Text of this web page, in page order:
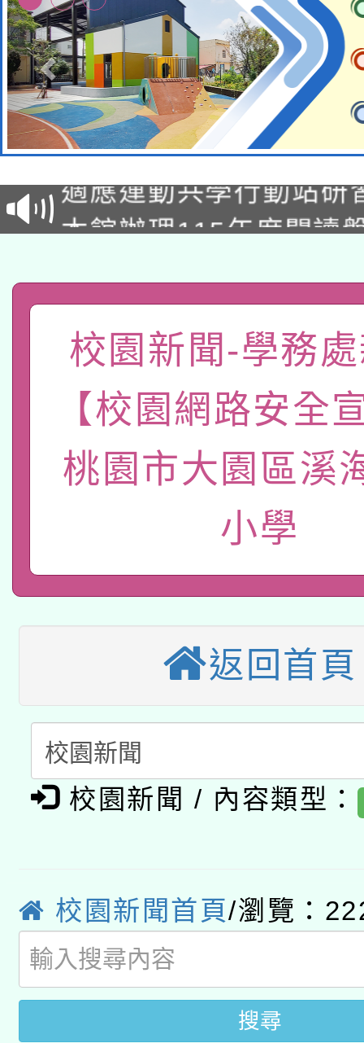
本校115學年度第2次
招甄選結果公告(無人
招)
適應運動共學行動站研
本館辦理115年度閱讀
礎課程
A3數位素養講師名單
「數位內容與教學軟
pilot」
有關大陸委員會函釋公
薪期間赴陸應申請許可
轉知經濟部水利署委託
業技術研究院辦理「
用水績優單位及節水達
115年8月22日(星期六
桃園市孔廟祈福系列
開 智慧啟航」
2026年桃園地景藝術
本校115學年度第2次
招甄選結果公告(無人
適應運動共學行動站研
本館辦理115年度閱讀
暨閱讀推動專業研習
科技賦能─人工智慧
礎課程
A3數位素養講師名單
「數位內容與教學軟體
pilot」
有關大陸委員會函釋公
用水績優單位及節水達
動」
桃園市孔廟祈福系列
開 智慧啟航」
2026年桃園地景藝術
校園新聞-學務
【校園網路安全
桃園市大園區溪
小學
返回首頁
校園新聞 / 內容類型：
校園新聞首頁/瀏覽：
搜尋